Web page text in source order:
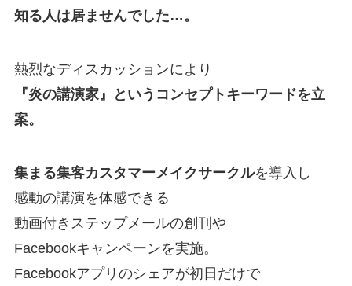
知る人は居ませんでした…。
熱烈なディスカッションにより
『炎の講演家』というコンセプトキーワードを立
案。
集まる集客カスタマーメイクサークルを導入し
感動の講演を体感できる
動画付きステップメールの創刊や
Facebookキャンペーンを実施。
Facebookアプリのシェアが初日だけで